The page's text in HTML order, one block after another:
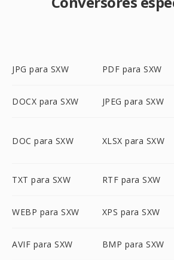
JPG para SXW PDF para SXW
DOCX para SXW JPEG para SXW
DOC para SXW XLSX para SXW
TXT para SXW RTF para SXW
WEBP para SXW XPS para SXW
AVIF para SXW BMP para SXW